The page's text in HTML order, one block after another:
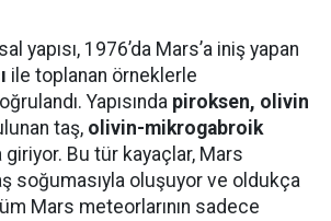
yapısı, 1976’da Mars’a iniş yapan
ile toplanan örneklerle
Yapısında piroksen, olivin
taş, olivin-mikrogabroik
giriyor. Bu tür kayaçlar, Mars
soğumasıyla oluşuyor ve oldukça
Mars meteorlarının sadece